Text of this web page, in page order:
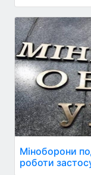
Міноборони
роботи